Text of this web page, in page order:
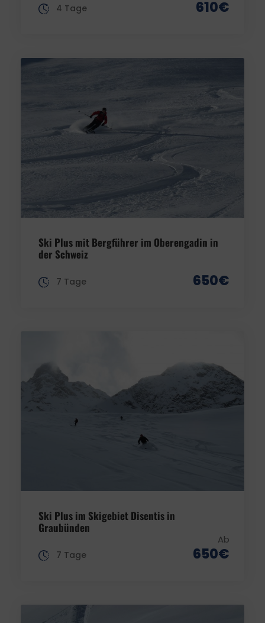
610€
4 Tage
Ski Plus mit Bergführer im Oberengadin in
der Schweiz
650€
7 Tage
Ski Plus im Skigebiet Disentis in
Graubünden
Ab
650€
7 Tage